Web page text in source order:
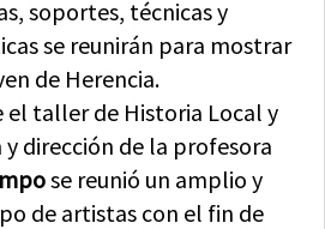
soportes, técnicas y
se reunirán para mostrar
de Herencia.
el taller de Historia Local y
dirección de la profesora
se reunió un amplio y
de artistas con el fin de